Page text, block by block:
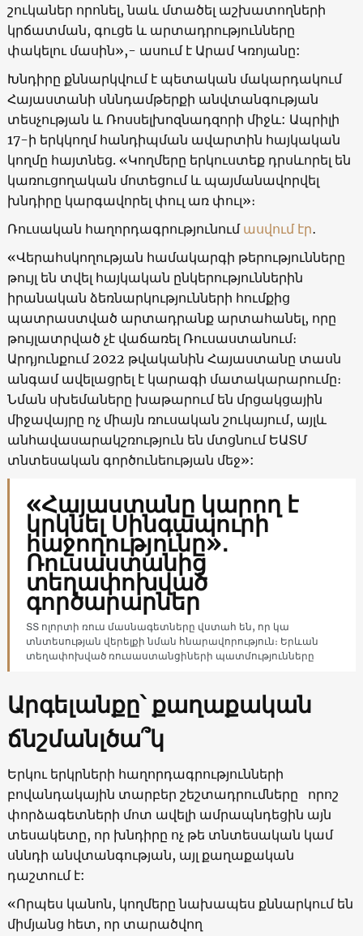
շուկաներ որոնել, նաև մտածել աշխատողների
կրճատման, գուցե և արտադրությունները
փակելու մասին»,- ասում է Արամ Կռոյանը:
Խնդիրը քննարկվում է պետական մակարդակում
Հայաստանի սննդամթերքի անվտանգության
տեսչության և Ռոսսելխոզնադզորի միջև: Ապրիլի
17-ի երկկողմ հանդիպման ավարտին հայկական
կողմը հայտնեց. «Կողմերը երկուստեք դրսևորել են
կառուցողական մոտեցում և պայմանավորվել
խնդիրը կարգավորել փուլ առ փուլ»։
Ռուսական հաղորդագրությունում ասվում էր․
«Վերահսկողության համակարգի թերությունները
թույլ են տվել հայկական ընկերություններին
իրանական ձեռնարկությունների հումքից
պատրաստված արտադրանք արտահանել, որը
թույլատրված չէ վաճառել Ռուսաստանում։
Արդյունքում 2022 թվականին Հայաստանը տասն
անգամ ավելացրել է կարագի մատակարարումը։
Նման սխեմաները խաթարում են մրցակցային
միջավայրը ոչ միայն ռուսական շուկայում, այլև
անհավասարակշռություն են մտցնում ԵԱՏՄ
տնտեսական գործունեության մեջ»:
«Հայաստանը կարող է
կրկնել Սինգապուրի
հաջողությունը»․
Ռուսաստանից
տեղափոխված
գործարարներ
ՏՏ ոլորտի ռուս մասնագետները վստահ են, որ կա
տնտեսության վերելքի նման հնարավորություն։ Երևան
տեղափոխված ռուսաստանցիների պատմությունները
Արգելանքը՝ քաղաքական
ճնշմանլծա՞կ
Երկու երկրների հաղորդագրությունների
բովանդակային տարբեր շեշտադրումները որոշ
փորձագետների մոտ ավելի ամրապնդեցին այն
տեսակետը, որ խնդիրը ոչ թե տնտեսական կամ
սննդի անվտանգության, այլ քաղաքական
դաշտում է:
«Որպես կանոն, կողմերը նախապես քննարկում են
միմյանց հետ, որ տարածվող